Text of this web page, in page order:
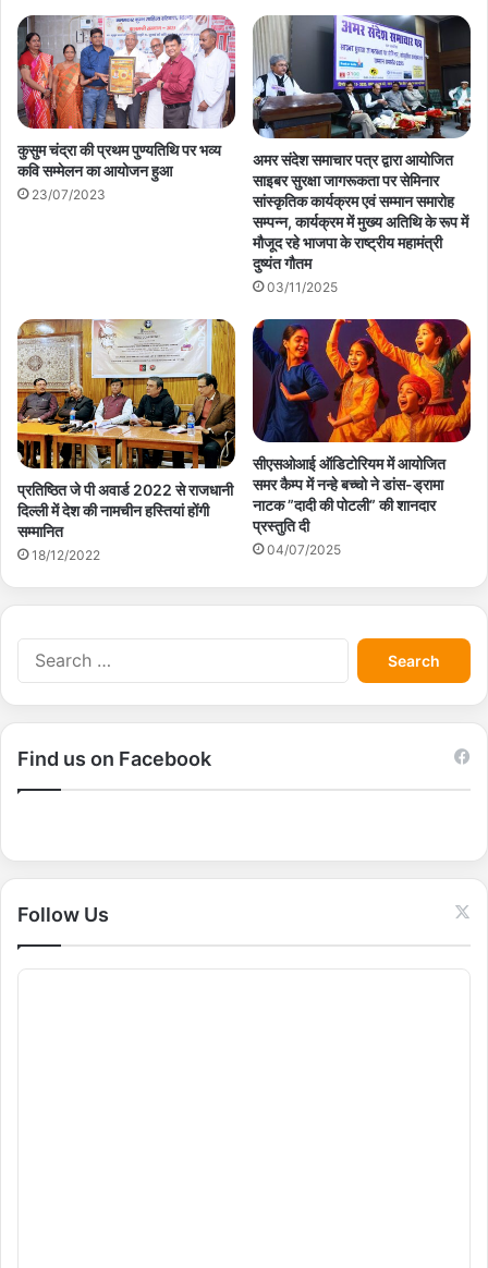
कुसुम चंद्रा की प्रथम पुण्यतिथि पर भव्य
कवि सम्मेलन का आयोजन हुआ
23/07/2023
अमर संदेश समाचार पत्र द्वारा आयोजित
साइबर सुरक्षा जागरूकता पर सेमिनार
सांस्कृतिक कार्यक्रम एवं सम्मान समारोह
सम्पन्न, कार्यक्रम में मुख्य अतिथि के रूप में
मौजूद रहे भाजपा के राष्ट्रीय महामंत्री
दुष्यंत गौतम
03/11/2025
प्रतिष्ठित जे पी अवार्ड 2022 से राजधानी
दिल्ली में देश की नामचीन हस्तियां होंगी
सम्मानित
18/12/2022
सीएसओआई ऑडिटोरियम में आयोजित
समर कैम्प में नन्हे बच्चो ने डांस-ड्रामा
नाटक ”दादी की पोटली” की शानदार
प्रस्तुति दी
04/07/2025
S
e
a
r
r
:
Find us on Facebook
Follow Us